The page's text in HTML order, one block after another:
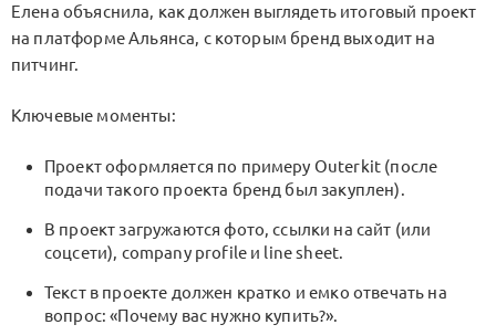
Елена объяснила, как должен выглядеть итоговый проект
на платформе Альянса, с которым бренд выходит на
питчинг.
Ключевые моменты:
Проект оформляется по примеру Outerkit (после
подачи такого проекта бренд был закуплен).
В проект загружаются фото, ссылки на сайт (или
соцсети), company profile и line sheet.
Текст в проекте должен кратко и емко отвечать на
вопрос: «Почему вас нужно купить?».